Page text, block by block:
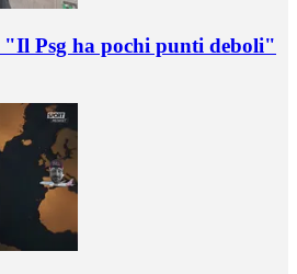
"Il Psg ha pochi punti deboli"